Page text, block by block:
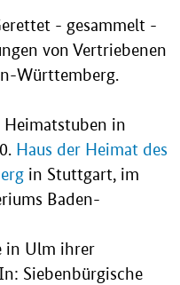
- gesammelt -
von Vertriebenen
Württemberg.
Heimatstuben in
Haus der Heimat des
in Stuttgart, im
Baden-
in Ulm ihrer
Siebenbürgische